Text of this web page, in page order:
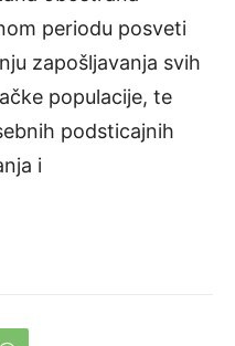
periodu posveti
zapošljavanja svih
populacije, te
podsticajnih
i